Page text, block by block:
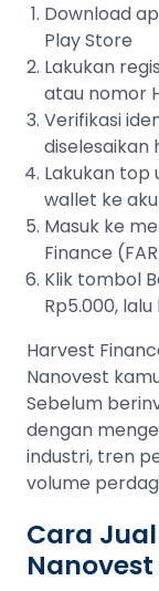
Download
Play Store
Lakukan
atau nomor
Verifikasi
diselesaikan
Lakukan top
wallet ke
Masuk ke
Finance
Klik tombol
Rp5.000,
Harvest
Nanovest
Sebelum
dengan
industri, tren
volume
Cara
Nanovest